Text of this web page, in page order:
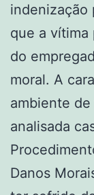
indenização
que a
do
moral. A
ambiente
analisada
Danos